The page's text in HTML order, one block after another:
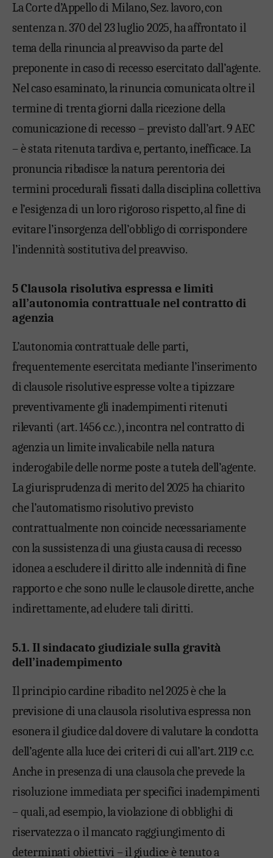
La Corte d’Appello di Milano, Sez. lavoro, con
sentenza n. 370 del 23 luglio 2025, ha affrontato il
tema della rinuncia al preavviso da parte del
preponente in caso di recesso esercitato dall’agente.
Nel caso esaminato, la rinuncia comunicata oltre il
termine di trenta giorni dalla ricezione della
comunicazione di recesso – previsto dall’art. 9 AEC
– è stata ritenuta tardiva e, pertanto, inefficace. La
pronuncia ribadisce la natura perentoria dei
termini procedurali fissati dalla disciplina collettiva
e l’esigenza di un loro rigoroso rispetto, al fine di
evitare l’insorgenza dell’obbligo di corrispondere
l’indennità sostitutiva del preavviso.
5Clausola risolutiva espressa e limiti
all’autonomia contrattuale nel contratto di
agenzia
L’autonomia contrattuale delle parti,
frequentemente esercitata mediante l’inserimento
di clausole risolutive espresse volte a tipizzare
preventivamente gli inadempimenti ritenuti
rilevanti (art. 1456 c.c.), incontra nel contratto di
agenzia un limite invalicabile nella natura
inderogabile delle norme poste a tutela dell’agente.
La giurisprudenza di merito del 2025 ha chiarito
che l’automatismo risolutivo previsto
contrattualmente non coincide necessariamente
con la sussistenza di una giusta causa di recesso
idonea a escludere il diritto alle indennità di fine
rapporto e che sono nulle le clausole dirette, anche
indirettamente, ad eludere tali diritti.
5.1. Il sindacato giudiziale sulla gravità
dell’inadempimento
Il principio cardine ribadito nel 2025 è che la
previsione di una clausola risolutiva espressa non
esonera il giudice dal dovere di valutare la condotta
dell’agente alla luce dei criteri di cui all’art. 2119 c.c.
Anche in presenza di una clausola che prevede la
risoluzione immediata per specifici inadempimenti
– quali, ad esempio, la violazione di obblighi di
riservatezza o il mancato raggiungimento di
determinati obiettivi – il giudice è tenuto a